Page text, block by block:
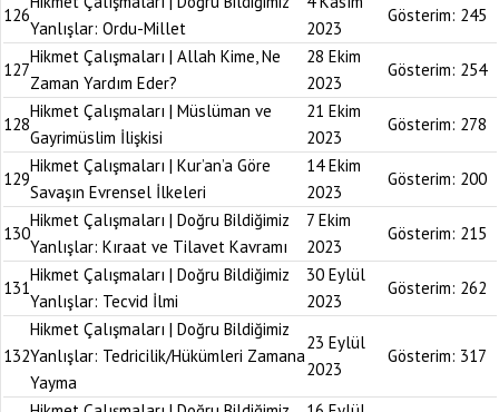
126
Yanlışlar: Ordu-Millet
2023
Gösterim: 245
127
Hikmet Çalışmaları | Allah Kime, Ne
Zaman Yardım Eder?
28 Ekim
2023
Gösterim: 254
128
Hikmet Çalışmaları | Müslüman ve
Gayrimüslim İlişkisi
21 Ekim
2023
Gösterim: 278
129
Hikmet Çalışmaları | Kur’an’a Göre
Savaşın Evrensel İlkeleri
14 Ekim
2023
Gösterim: 200
130
Hikmet Çalışmaları | Doğru Bildiğimiz
Yanlışlar: Kıraat ve Tilavet Kavramı
7 Ekim
2023
Gösterim: 215
131
Hikmet Çalışmaları | Doğru Bildiğimiz
Yanlışlar: Tecvid İlmi
30 Eylül
2023
Gösterim: 262
132
Hikmet Çalışmaları | Doğru Bildiğimiz
Yanlışlar: Tedricilik/Hükümleri Zamana
Yayma
23 Eylül
2023
Gösterim: 317